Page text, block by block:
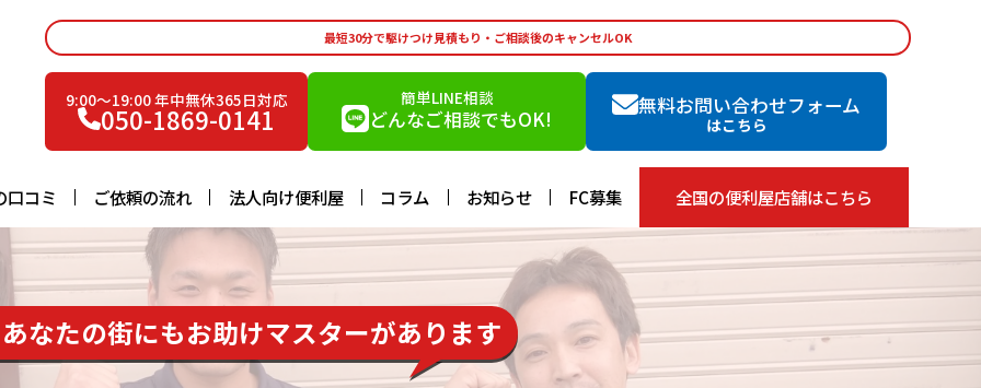
最短30分で駆けつけ見積もり・ご相談後のキャンセルOK
9:00〜19:00 年中無休365日対応
050-1869-0141
簡単LINE相談
どんなご相談でもOK!
無料お問い合わせフォーム
はこちら
口コミ ご依頼の流れ 法人向け便利屋 コラム お知らせ FC募集 全国の便利屋店舗はこちら
あなたの街にもお助けマスターがあります